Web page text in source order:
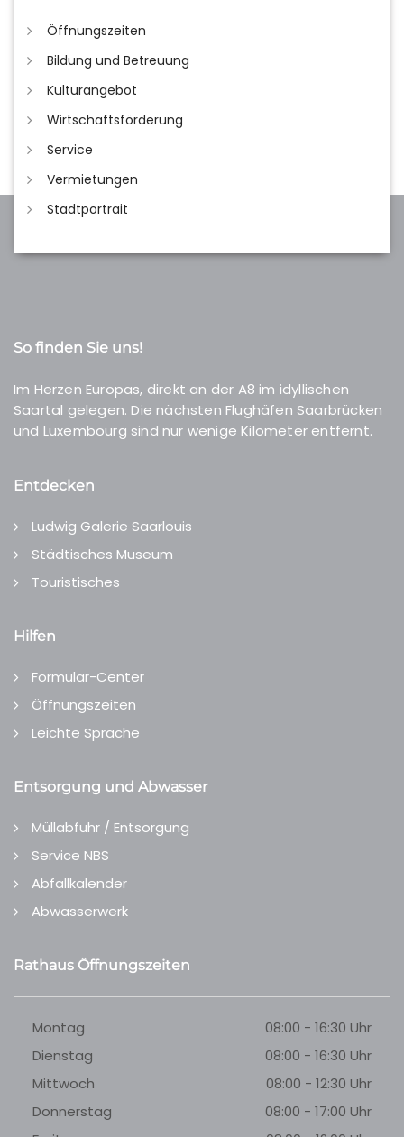
Öffnungszeiten
Bildung und Betreuung
Kulturangebot
Wirtschaftsförderung
Service
Vermietungen
Stadtportrait
So finden Sie uns!
Im Herzen Europas, direkt an der A8 im idyllischen
Saartal gelegen. Die nächsten Flughäfen Saarbrücken
und Luxembourg sind nur wenige Kilometer entfernt.
Entdecken
Ludwig Galerie Saarlouis
Städtisches Museum
Touristisches
Hilfen
Formular-Center
Öffnungszeiten
Leichte Sprache
Entsorgung und Abwasser
Müllabfuhr / Entsorgung
Service NBS
Abfallkalender
Abwasserwerk
Rathaus Öffnungszeiten
Montag
08:00 - 16:30 Uhr
Dienstag
08:00 - 16:30 Uhr
Mittwoch
08:00 - 12:30 Uhr
Donnerstag
08:00 - 17:00 Uhr